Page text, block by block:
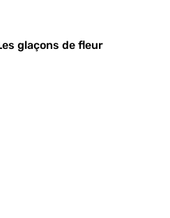
glaçons de fleur